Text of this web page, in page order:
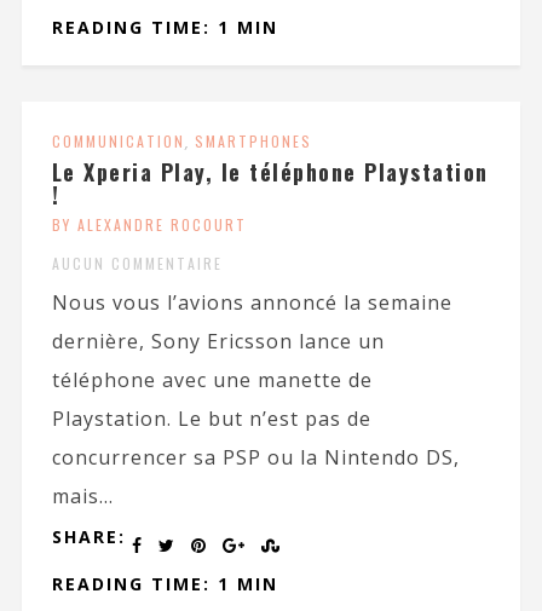
READING TIME: 1 MIN
COMMUNICATION, SMARTPHONES
Le Xperia Play, le téléphone Playstation
!
BY ALEXANDRE ROCOURT
AUCUN COMMENTAIRE
Nous vous l’avions annoncé la semaine
dernière, Sony Ericsson lance un
téléphone avec une manette de
Playstation. Le but n’est pas de
concurrencer sa PSP ou la Nintendo DS,
mais...
SHARE:
READING TIME: 1 MIN